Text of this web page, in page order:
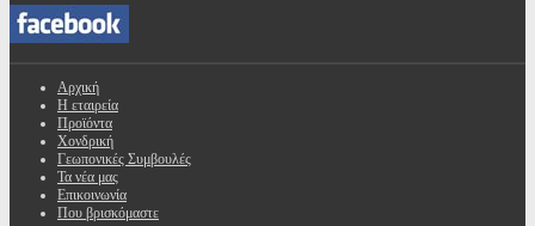
Αρχική
Η εταιρεία
Προϊόντα
Χονδρική
Γεωπονικές Συμβουλές
Τα νέα μας
Επικοινωνία
Που βρισκόμαστε